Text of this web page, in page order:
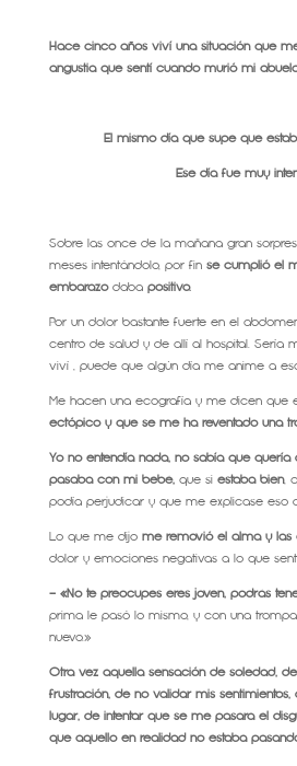
Hace cinco años viví una situación que
angustia que sentí cuando murió mi
El mismo día que supe que
Ese día fue muy
Sobre las once de la mañana gran
meses intentándolo, por fin se cumplió el
embarazodabapositivo.
Por un dolor bastante fuerte en el
centro de salud y de allí al hospital. Sería
viví , puede que algún día me anime a
Me hacen una ecografía y me dicen que
ectópico y que se me ha reventado una
Yo no entendía nada, no sabía que quería
pasaba con mi bebé,que siestaba bien,
podía perjudicar y que me explicase eso
Lo que me dijo me removió el alma y las
dolor y emociones negativas a lo que
– «No te preocupes eres joven, podrás
prima le pasó lo mismo, y con una
nuevo.»
Otra vez aquella sensación de soledad,
frustración, de no validar mis
lugar, de intentar que se me pasara el
que aquello en realidad no estaba